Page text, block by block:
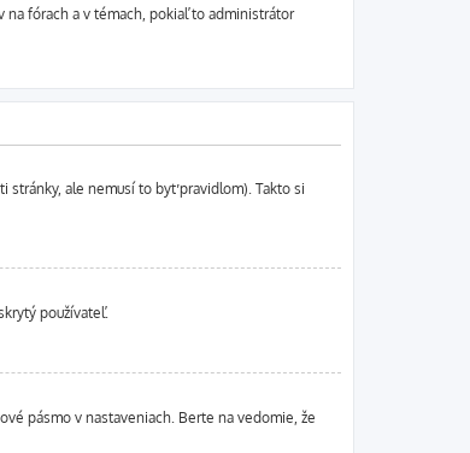
na fórach a v témach, pokiaľ to administrátor
stránky, ale nemusí to byť pravidlom). Takto si
používateľ.
pásmo v nastaveniach. Berte na vedomie, že